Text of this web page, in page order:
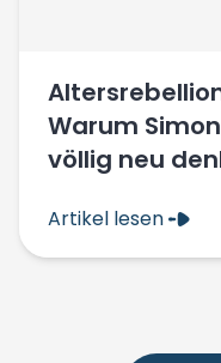
Warum
völlig neu
Artikel lesen